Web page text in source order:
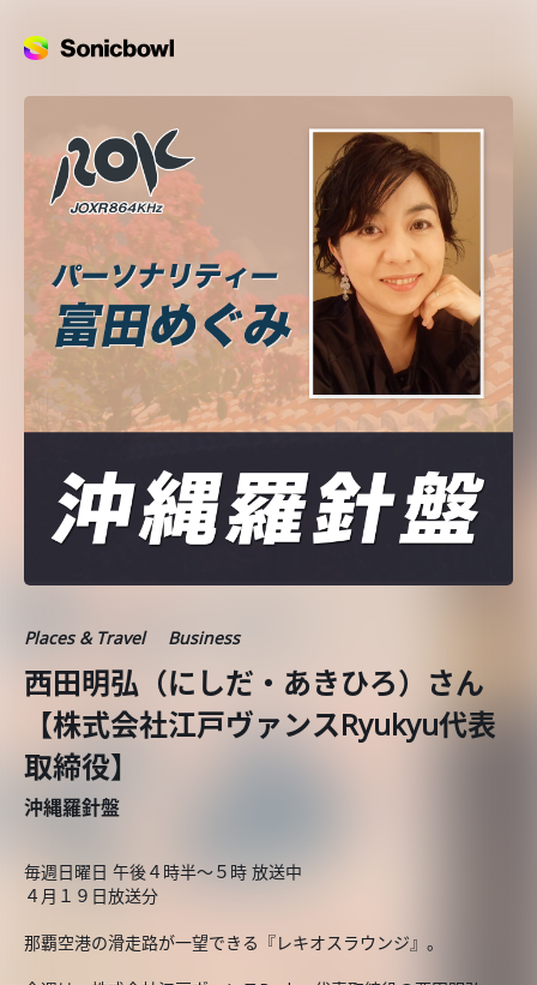
Places & Travel Business
西田明弘（にしだ・あきひろ）さん
【株式会社江戸ヴァンスRyukyu代表
取締役】
沖縄羅針盤
毎週日曜日 午後４時半～５時 放送中
４月１９日放送分
那覇空港の滑走路が一望できる『レキオスラウンジ』。